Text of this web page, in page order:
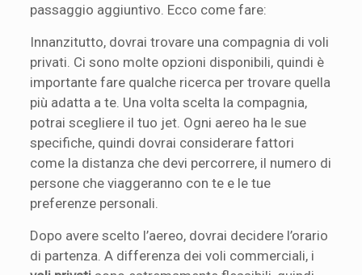
passaggio aggiuntivo. Ecco come fare:
Innanzitutto, dovrai trovare una compagnia di voli
privati. Ci sono molte opzioni disponibili, quindi è
importante fare qualche ricerca per trovare quella
più adatta a te. Una volta scelta la compagnia,
potrai scegliere il tuo jet. Ogni aereo ha le sue
specifiche, quindi dovrai considerare fattori
come la distanza che devi percorrere, il numero di
persone che viaggeranno con te e le tue
preferenze personali.
Dopo avere scelto l’aereo, dovrai decidere l’orario
di partenza. A differenza dei voli commerciali, i